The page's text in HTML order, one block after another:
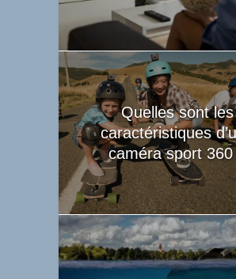
Quelles sont les
caractéristiques
caméra sport 360